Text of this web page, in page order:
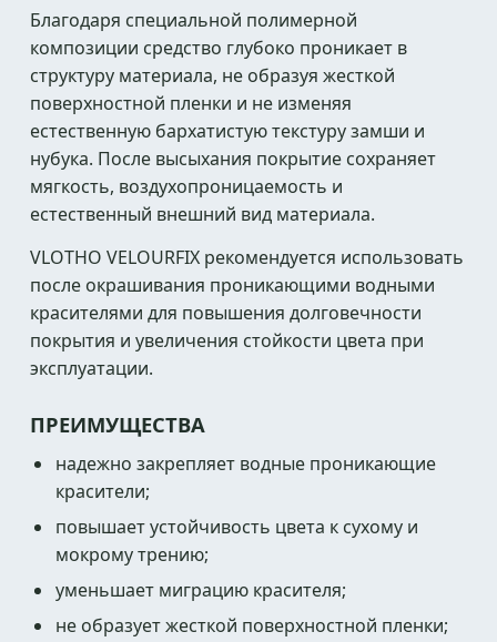
Благодаря специальной полимерной
композиции средство глубоко проникает в
структуру материала, не образуя жесткой
поверхностной пленки и не изменяя
естественную бархатистую текстуру замши и
нубука. После высыхания покрытие сохраняет
мягкость, воздухопроницаемость и
естественный внешний вид материала.
VLOTHO VELOURFIX рекомендуется использовать
после окрашивания проникающими водными
красителями для повышения долговечности
покрытия и увеличения стойкости цвета при
эксплуатации.
ПРЕИМУЩЕСТВА
надежно закрепляет водные проникающие
красители;
повышает устойчивость цвета к сухому и
мокрому трению;
уменьшает миграцию красителя;
не образует жесткой поверхностной пленки;